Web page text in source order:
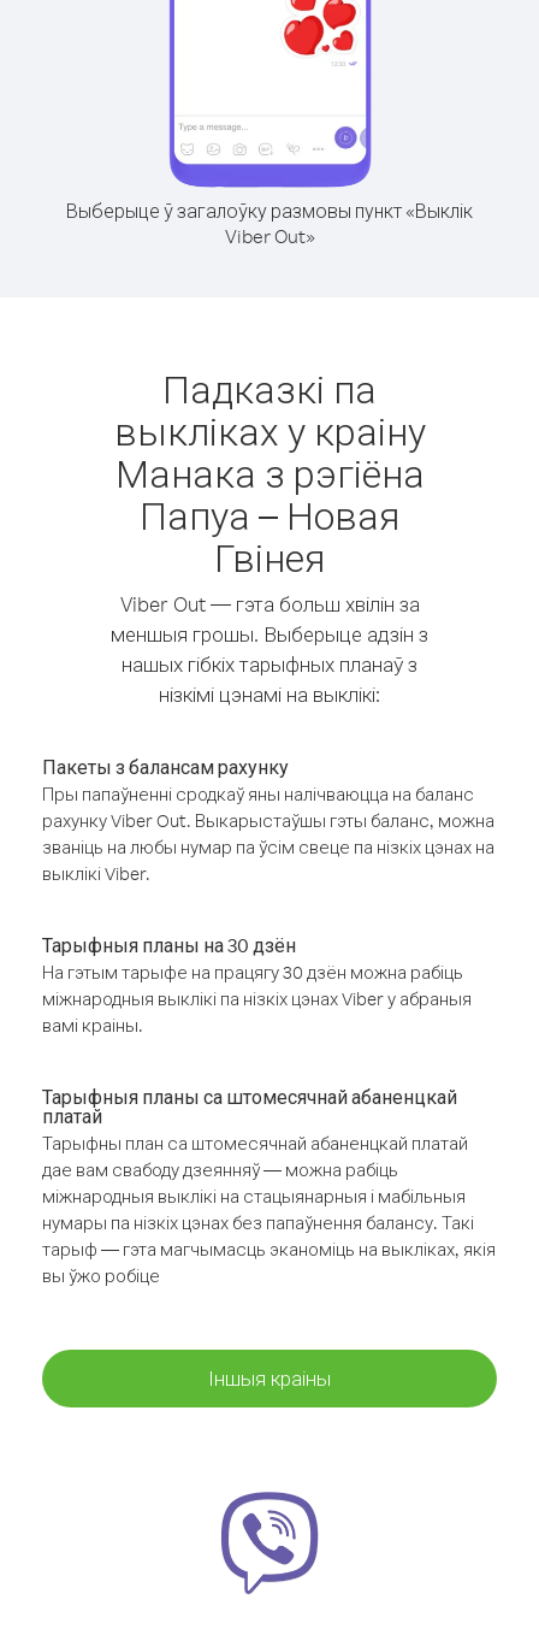
Выберыце ў загалоўку размовы пункт «Выклік
Viber Out»
Падказкі па
выкліках у краіну
Манака з рэгіёна
Папуа – Новая
Гвінея
Viber Out — гэта больш хвілін за
меншыя грошы. Выберыце адзін з
нашых гібкіх тарыфных планаў з
нізкімі цэнамі на выклікі:
Пакеты з балансам рахунку
Пры папаўненні сродкаў яны налічваюцца на баланс
рахунку Viber Out. Выкарыстаўшы гэты баланс, можна
званіць на любы нумар па ўсім свеце па нізкіх цэнах на
выклікі Viber.
Тарыфныя планы на 30 дзён
На гэтым тарыфе на працягу 30 дзён можна рабіць
міжнародныя выклікі па нізкіх цэнах Viber у абраныя
вамі краіны.
Тарыфныя планы са штомесячнай абаненцкай
платай
Тарыфны план са штомесячнай абаненцкай платай
дае вам свабоду дзеянняў — можна рабіць
міжнародныя выклікі на стацыянарныя і мабільныя
нумары па нізкіх цэнах без папаўнення балансу. Такі
тарыф — гэта магчымасць эканоміць на выкліках, якія
вы ўжо робіце
Іншыя краіны